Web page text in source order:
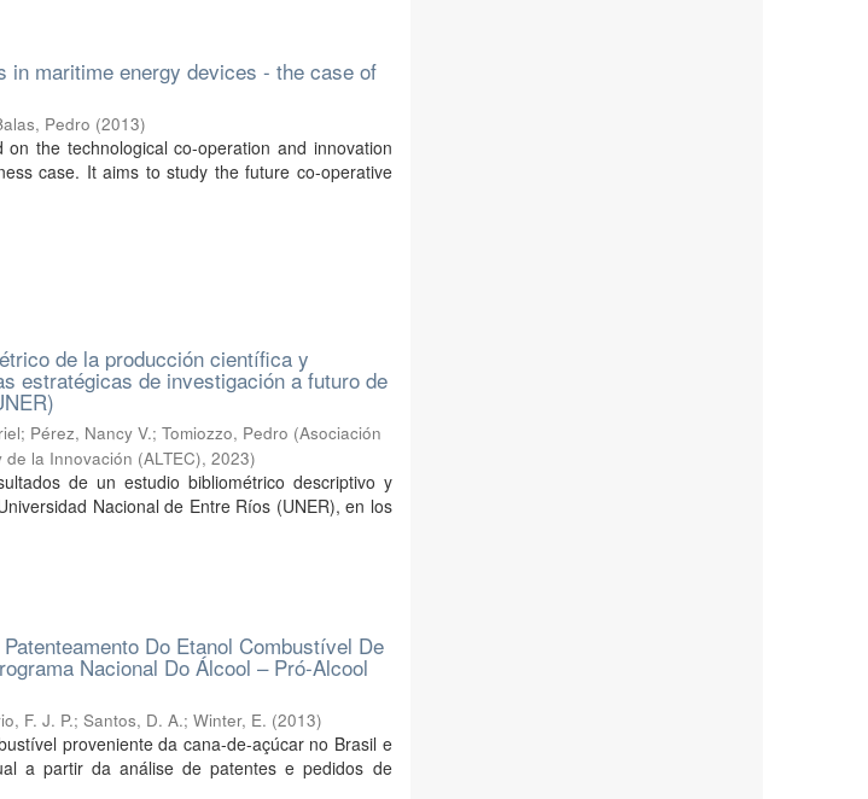
in maritime energy devices - the case of
Pedro (2013)
the technological co-operation and innovation
case. It aims to study the future co-operative
de la producción científica y
estratégicas de investigación a futuro de
; Pérez, Nancy V.;Tomiozzo, Pedro (Asociación
la Innovación (ALTEC),2023)
de un estudio bibliométrico descriptivo y
Nacional de Entre Ríos (UNER), en los
Do Etanol Combustível De
Nacional Do Álcool – Pró-Alcool
F. J. P.;Santos, D. A.;Winter, E. (2013)
proveniente da cana-de-açúcar no Brasil e
a partir da análise de patentes e pedidos de